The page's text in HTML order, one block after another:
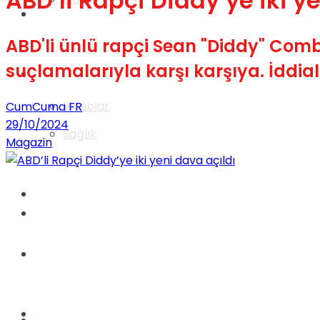
Videolar
Gündem
Yaşam
Sağlık
ABD'li ünlü rapçi Sean "Diddy"
suçlamalarıyla karşı karşıya.
CumCuma FR
29/10/2024
Magazin